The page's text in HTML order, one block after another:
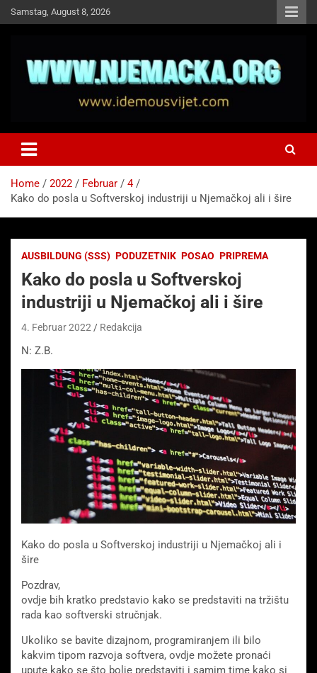
Skip
to
Samstag, August 8, 2026
Idemo u Svijet-Njemacka!
Home 2022 Februar
4
Kako do posla u Softverskoj industriji u Njemačkoj ali i šire
AUSBILDUNG (SSS) PODUZETNIK POSAO PRIPREMA
Kako do posla u Softverskoj
industriji u Njemačkoj ali i šire
4. Februar 2022 Redakcija
N: Z.B.
Kako do posla u Softverskoj industriji u Njemačkoj ali i
šire
Pozdrav,
ovdje bih kratko predstavio kako se predstaviti na tržištu
rada kao softverski stručnjak.
Ukoliko se bavite dizajnom, programiranjem ili bilo
kakvim tipom razvoja softvera, ovdje možete pronaći
upute kako se što bolje predstaviti i samim time kako si